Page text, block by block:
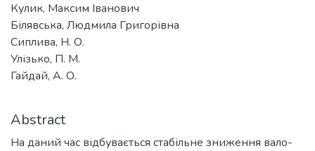
Кулик, Максим Іванович
Білявська, Людмила Григорівна
Сиплива, Н. О.
Улізько, П. М.
Гайдай, А. О.
Abstract
На даний час відбувається стабільне зниження вало-